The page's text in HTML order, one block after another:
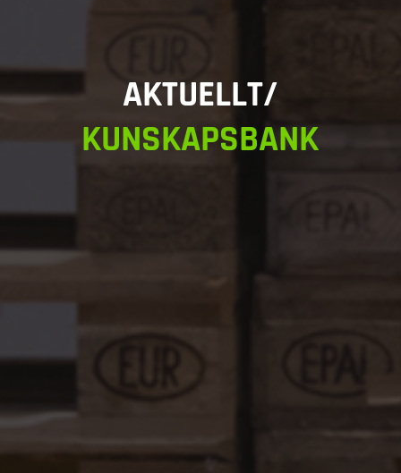
AKTUELLT/
KUNSKAPSBANK